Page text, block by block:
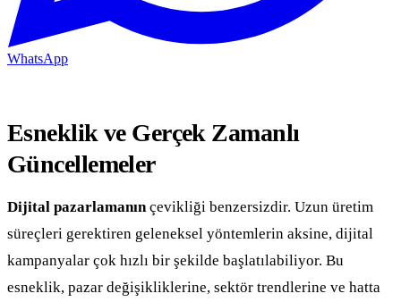
WhatsApp
Esneklik ve Gerçek Zamanlı
Güncellemeler
Dijital pazarlamanınçevikliği benzersizdir. Uzun üretim
süreçleri gerektiren geleneksel yöntemlerin aksine, dijital
kampanyalar çok hızlı bir şekilde başlatılabiliyor. Bu
esneklik, pazar değişikliklerine, sektör trendlerine ve hatta